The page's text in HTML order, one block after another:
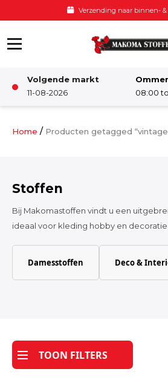
Verzending naar binnen-
Volgende markt
11-08-2026
08:00
Damesstoffen
Katoen
Tijdpakker stof
Home / Producten getagged
Stoffen
Bij Makomastoffen vindt u een
ideaal voor kleding hobby en
Damesstoffen Deco &
TOON FILTERS